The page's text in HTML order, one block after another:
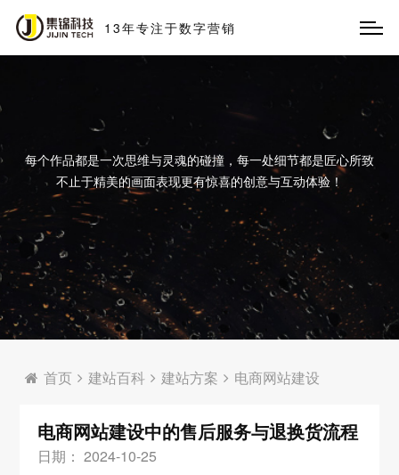
13年专注于数字营销
每个作品都是一次思维与灵魂的碰撞，每一处细节都是匠心所致
不止于精美的画面表现更有惊喜的创意与互动体验！
首页 建站百科 建站方案 电商网站建设
电商网站建设中的售后服务与退换货流程
日期： 2024-10-25